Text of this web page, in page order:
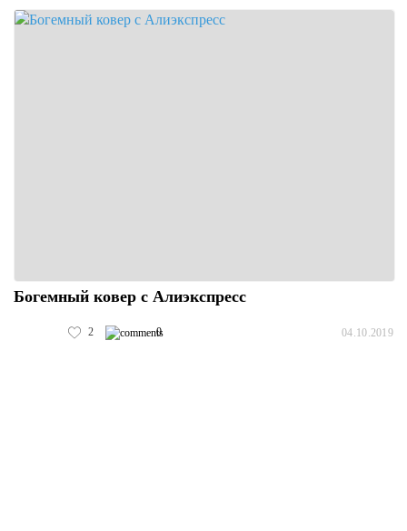
Богемный ковер с Алиэкспресс
2 0 04.10.2019